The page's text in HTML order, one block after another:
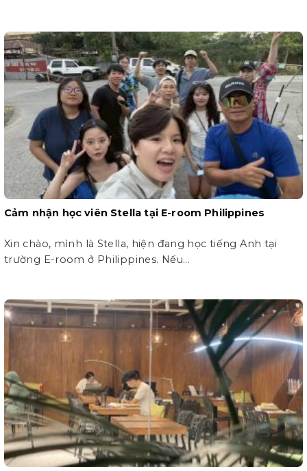
Cảm nhận học viên Stella tại E-room Philippines
Xin chào, mình là Stella, hiện đang học tiếng Anh tại
trường E-room ở Philippines. Nếu...